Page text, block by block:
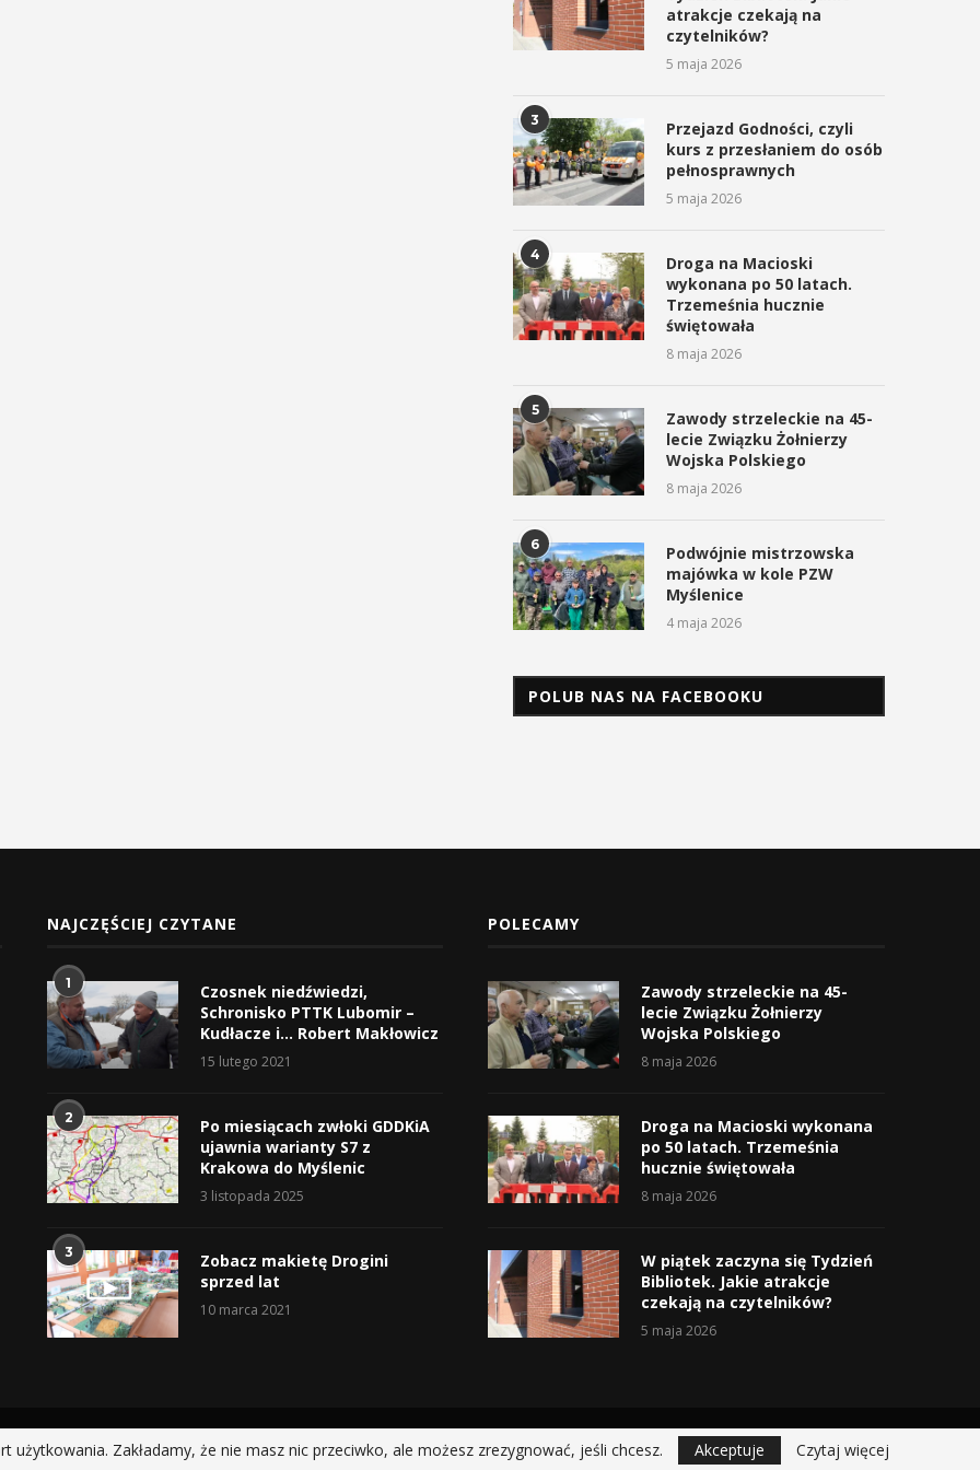
atrakcje czekają na
czytelników?
5 maja 2026
3
Przejazd Godności, czyli
kurs z przesłaniem do osób
pełnosprawnych
5 maja 2026
4
Droga na Macioski
wykonana po 50 latach.
Trzemeśnia hucznie
świętowała
8 maja 2026
5
Zawody strzeleckie na 45-
lecie Związku Żołnierzy
Wojska Polskiego
8 maja 2026
6
Podwójnie mistrzowska
majówka w kole PZW
Myślenice
4 maja 2026
POLUB NAS NA FACEBOOKU
NAJCZĘŚCIEJ CZYTANE
1
Czosnek niedźwiedzi,
Schronisko PTTK Lubomir –
Kudłacze i… Robert Makłowicz
15 lutego 2021
2
Po miesiącach zwłoki GDDKiA
ujawnia warianty S7 z
Krakowa do Myślenic
3 listopada 2025
3
Zobacz makietę Drogini
sprzed lat
10 marca 2021
POLECAMY
Zawody strzeleckie na 45-
lecie Związku Żołnierzy
Wojska Polskiego
8 maja 2026
Droga na Macioski wykonana
po 50 latach. Trzemeśnia
hucznie świętowała
8 maja 2026
W piątek zaczyna się Tydzień
Bibliotek. Jakie atrakcje
czekają na czytelników?
5 maja 2026
@2019 - All Right Reserved.
Zakładamy, że nie masz nic przeciwko, ale możesz zrezygnować, jeśli chcesz. Akceptuje Czytaj więcej